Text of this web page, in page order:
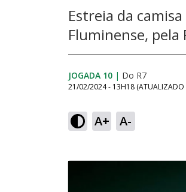
Estreia da
Fluminense, pela
JOGADA 10 | Do R7
21/02/2024 - 13H18 (ATUALIZADO
A+ A-